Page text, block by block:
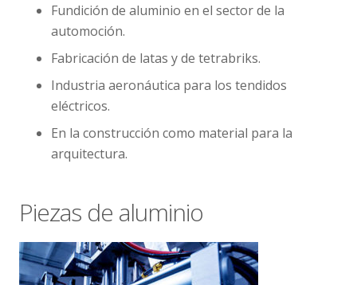
Fundición de aluminio en el sector de la
automoción.
Fabricación de latas y de tetrabriks.
Industria aeronáutica para los tendidos
eléctricos.
En la construcción como material para la
arquitectura.
Piezas de aluminio